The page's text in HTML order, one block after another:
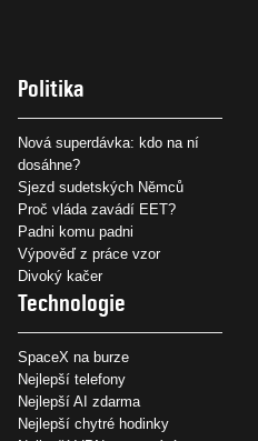
Politika
Nová superdávka: kdo na ní
dosáhne?
Sjezd sudetských Němců
Proč vláda zavádí EET?
Padni komu padni
Výpověď z práce vzor
Divoký kačer
Technologie
SpaceX na burze
Nejlepší telefony
Nejlepší AI zdarma
Nejlepší chytré hodinky